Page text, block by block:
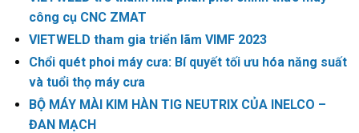
công cụ CNC ZMAT
VIETWELD tham gia triển lãm VIMF 2023
Chổi quét phoi máy cưa: Bí quyết tối ưu hóa năng suất
và tuổi thọ máy cưa
BỘ MÁY MÀI KIM HÀN TIG NEUTRIX CỦA INELCO –
ĐAN MẠCH